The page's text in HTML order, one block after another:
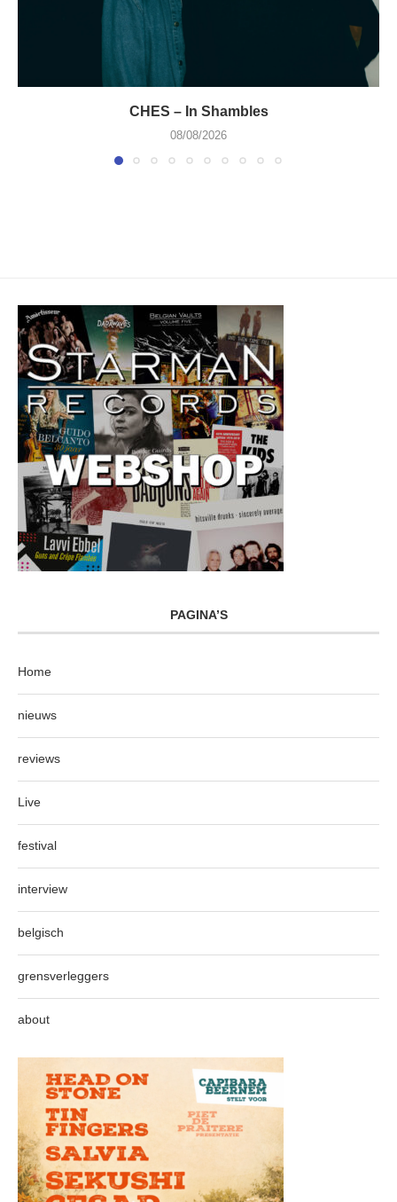
CHES – In Shambles
08/08/2026
PAGINA’S
Home
nieuws
reviews
Live
festival
interview
belgisch
grensverleggers
about